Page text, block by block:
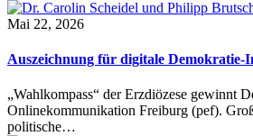
Mai 22, 2026
Auszeichnung für digitale Demokratie-
„Wahlkompass“ der Erzdiözese gewinnt
Onlinekommunikation Freiburg (pef).
politische…